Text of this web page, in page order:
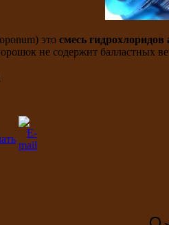
это смесь
не содержит балластных